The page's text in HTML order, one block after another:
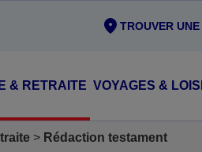
TROUVER
& RETRAITE VOYAGES &
Rédaction testament